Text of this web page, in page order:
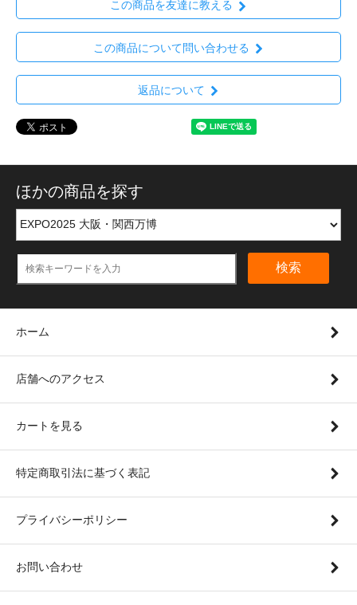
この商品を友達に教える
この商品について問い合わせる
返品について
ほかの商品を探す
検索
ホーム
店舗へのアクセス
カートを見る
特定商取引法に基づく表記
プライバシーポリシー
お問い合わせ